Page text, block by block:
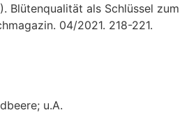
Blütenqualität als Schlüssel zum
04/2021. 218-221.
u.A.